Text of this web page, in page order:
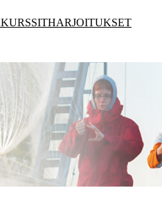
KURSSITHARJOITUKSET
HARJOITUKSET
KESÄ 2026